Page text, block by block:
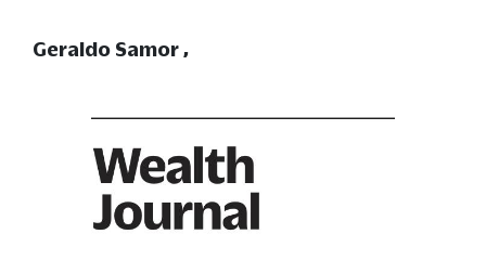
Geraldo Samor